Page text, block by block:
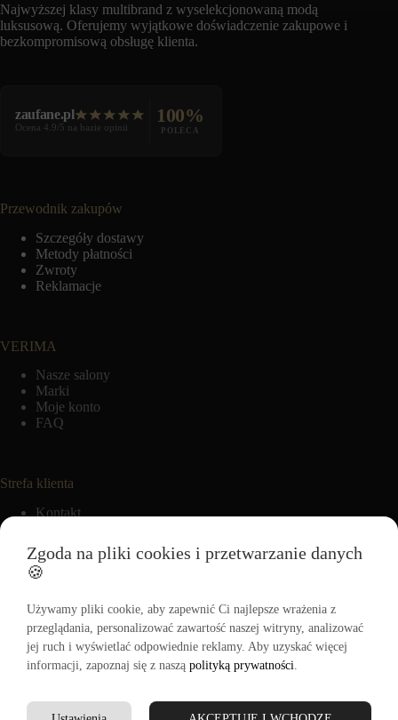
Najwyższej klasy multibrand z wyselekcjonowaną modą
luksusową. Oferujemy wyjątkowe doświadczenie zakupowe i
bezkompromisową obsługę klienta.
zaufane.pl
Ocena 4.9/5 na bazie opinii
100%
POLECA
Przewodnik zakupów
Szczegóły dostawy
Metody płatności
Zwroty
Reklamacje
VERIMA
Nasze salony
Marki
Moje konto
FAQ
Strefa klienta
Kontakt
Moje zamówienia
Ulubione
Informacje
Regulamin
Polityka zwrotów
Polityka prywatności
Regulamin Akcji Promocyjnej „-15% na pierwszy zakup”
Zgoda na pliki cookies i przetwarzanie danych
🍪
Używamy pliki cookie, aby zapewnić Ci najlepsze wrażenia z
przeglądania, personalizować zawartość naszej witryny, analizować
jej ruch i wyświetlać odpowiednie reklamy. Aby uzyskać więcej
informacji, zapoznaj się z naszą polityką prywatności.